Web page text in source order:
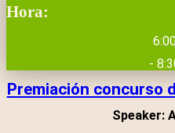
Hora:
-
Premiación concurso
Speaker: